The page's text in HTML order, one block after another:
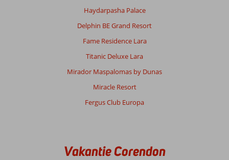
Haydarpasha Palace
Delphin BE Grand Resort
Fame Residence Lara
Titanic Deluxe Lara
Mirador Maspalomas by Dunas
Miracle Resort
Fergus Club Europa
Vakantie Corendon